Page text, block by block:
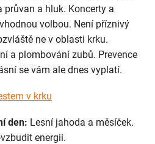
a hluk. Koncerty a
volbou. Není příznivý
ne v oblasti krku.
a plombování zubů. Prevence
se vám ale dnes vyplatí.
v krku
den: Lesní jahoda a měsíček.
energii.